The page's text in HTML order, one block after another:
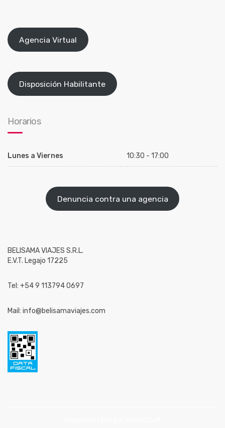
Agencia Virtual
Disposición Habilitante
Horarios
Lunes a Viernes 10:30 - 17:00
Denuncia contra una agencia
BELISAMA VIAJES S.R.L.
E.V.T. Legajo 17225
Tel: +54 9 113794 0697
Mail: info@belisamaviajes.com